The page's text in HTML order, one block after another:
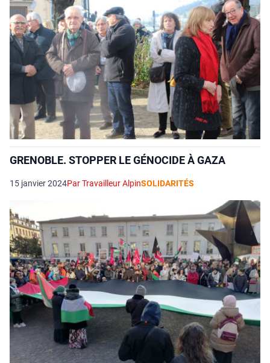
GRENOBLE. STOPPER LE GÉNOCIDE À GAZA
15 janvier 2024Par Travailleur AlpinSOLIDARITÉS